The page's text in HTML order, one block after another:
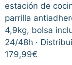
era:
estación de
parrilla
4,9kg, bolsa
24/48h ·
179,99€